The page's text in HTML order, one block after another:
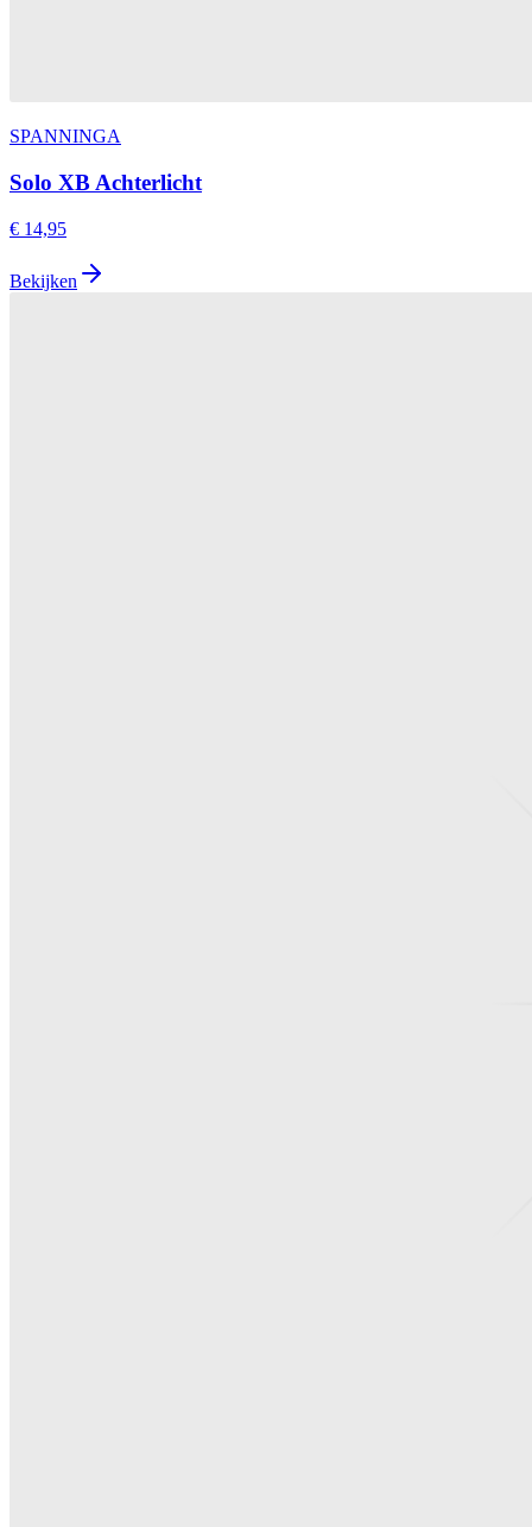
SPANNINGA
Solo XB Achterlicht
€ 14,95
Bekijken